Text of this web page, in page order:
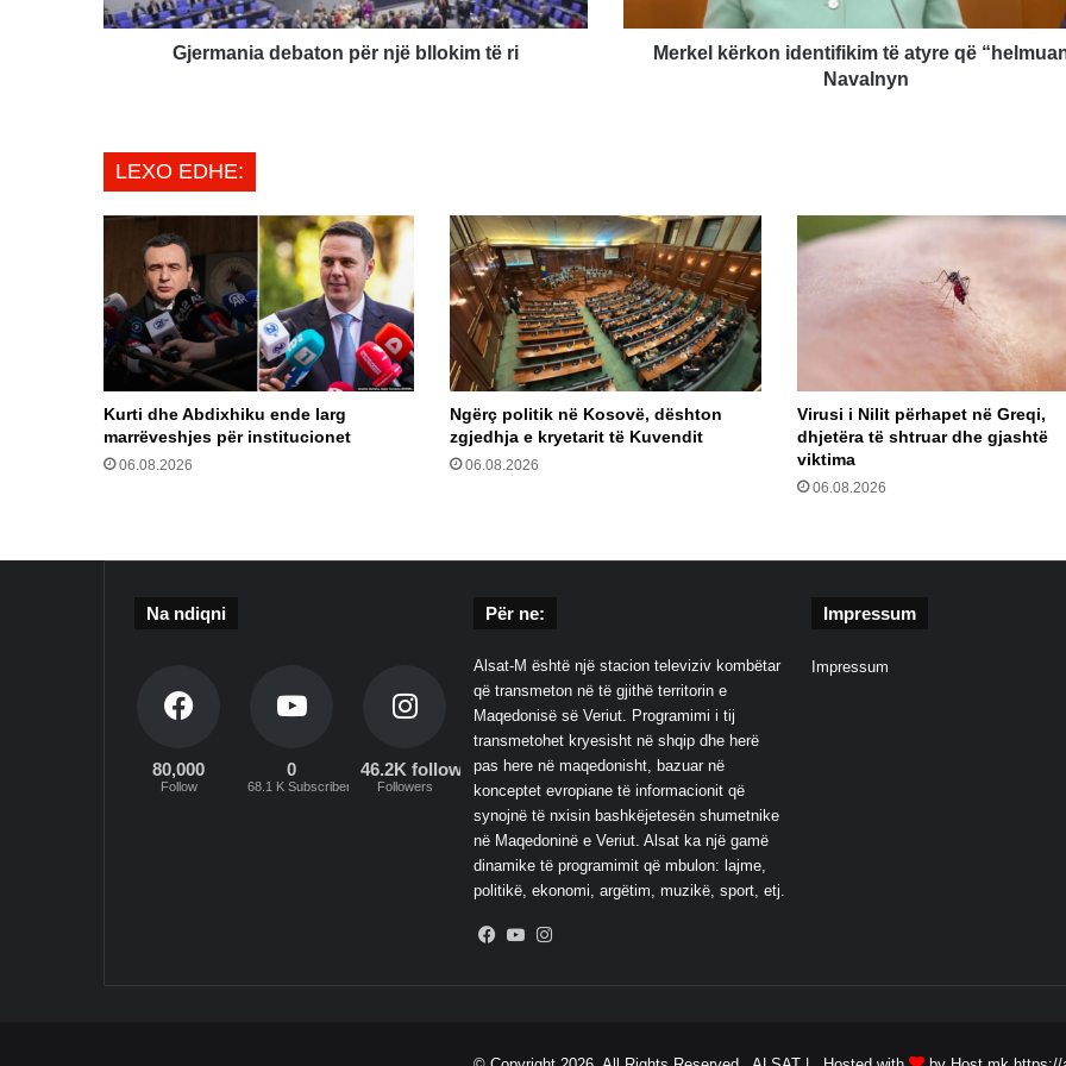
Gjermania debaton për një bllokim të ri
Merkel kërkon identifikim të atyre që
Navalnyn
LEXO EDHE:
Kurti dhe Abdixhiku ende larg
marrëveshjes për institucionet
06.08.2026
Ngërç politik në Kosovë, dështon
zgjedhja e kryetarit të Kuvendit
06.08.2026
Virusi i Nilit përhapet në Greqi,
dhjetëra të shtruar dhe gjashtë
viktima
06.08.2026
Na ndiqni
80,000
Follow
0
68.1 K Subscribers
46.2K followers
Followers
Për ne:
Alsat-M është një stacion televiziv kombëtar
që transmeton në të gjithë territorin e
Maqedonisë së Veriut. Programimi i tij
transmetohet kryesisht në shqip dhe herë
pas here në maqedonisht, bazuar në
konceptet evropiane të informacionit që
synojnë të nxisin bashkëjetesën shumetnike
në Maqedoninë e Veriut. Alsat ka një gamë
dinamike të programimit që mbulon: lajme,
politikë, ekonomi, argëtim, muzikë, sport, etj.
Facebook
YouTube
Impressum
Impressum